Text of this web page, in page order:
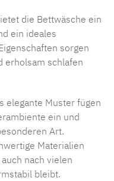
die Bettwäsche ein
ein ideales
sorgen
erholsam schlafen
elegante Muster fügen
ein und
Art.
Materialien
nach vielen
bleibt.